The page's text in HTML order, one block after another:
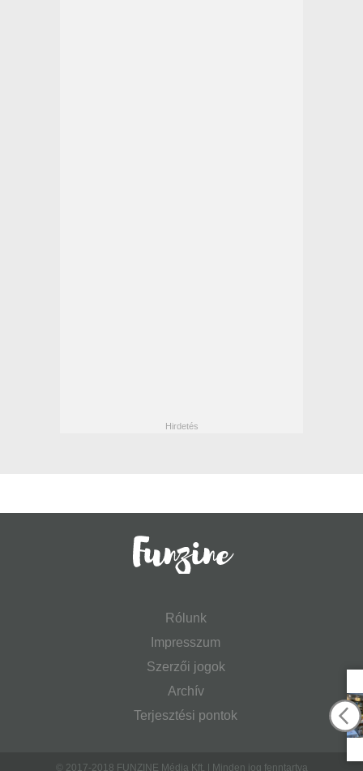
Rólunk
Impresszum
Szerzői jogok
Archív
Terjesztési pontok
© 2017-2018 FUNZINE Média Kft. | Minden jog fenntartva